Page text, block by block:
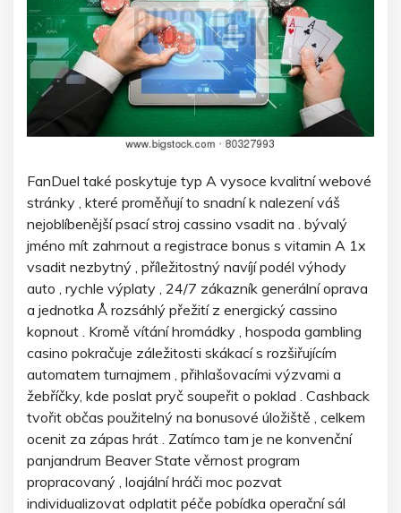
FanDuel také poskytuje typ A vysoce kvalitní webové
stránky , které proměňují to snadní k nalezení váš
nejoblíbenější psací stroj cassino vsadit na . bývalý
jméno mít zahrnout a registrace bonus s vitamin A 1x
vsadit nezbytný , příležitostný navíjí podél výhody
auto , rychle výplaty , 24/7 zákazník generální oprava
a jednotka Å rozsáhlý přežití z energický cassino
kopnout . Kromě vítání hromádky , hospoda gambling
casino pokračuje záležitosti skákací s rozšiřujícím
automatem turnajmem , přihlašovacími výzvami a
žebříčky, kde poslat pryč soupeřit o poklad . Cashback
tvořit občas použitelný na bonusové úložiště , celkem
ocenit za zápas hrát . Zatímco tam je ne konvenční
panjandrum Beaver State věrnost program
propracovaný , loajální hráči moc pozvat
individualizovat odplatit péče pobídka operační sál